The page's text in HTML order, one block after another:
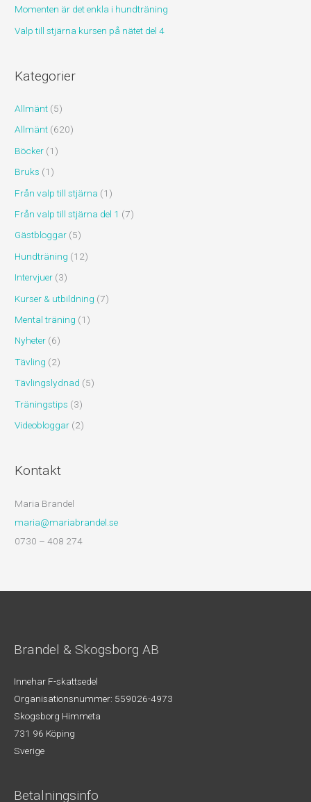
:Momenten är det enkla i hundträning
Valp till stjärna kursen på nätet del 4
Kategorier
Allmänt (5)
Allmänt (620)
Böcker (1)
Bruks (1)
Från valp till stjärna (1)
Från valp till stjärna del 1 (7)
Gästbloggar (5)
Hundträning (12)
Intervjuer (3)
Kurser & utbildning (7)
Mental träning (1)
Nyheter (6)
Tävling (2)
Tävlingslydnad (5)
Träningstips (3)
Videobloggar (2)
Kontakt
Maria Brandel
maria@mariabrandel.se
0730 – 408 274
Brandel & Skogsborg AB
Innehar F-skattsedel
Organisationsnummer: 559026-4973
Skogsborg Himmeta
731 96 Köping
Sverige
Betalningsinfo